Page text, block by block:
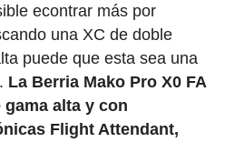
econtrar más por
una XC de doble
puede que esta sea una
La Berria Mako Pro X0 FA
alta y con
Flight Attendant,